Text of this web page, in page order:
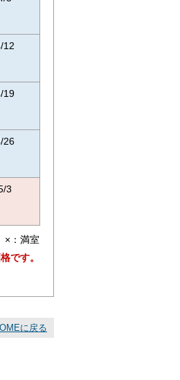
12
19
26
3
：満室
です。
に戻る